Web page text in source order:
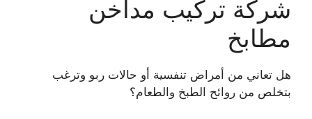
شركة تركيب مداخن
مطابخ
هل تعاني من أمراض تنفسية أو حالات ربو وترغب
بتخلص من روائح الطبخ والطعام؟